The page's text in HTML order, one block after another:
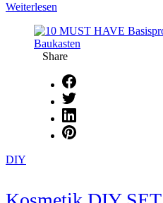
Weiterlesen
Share
DIY